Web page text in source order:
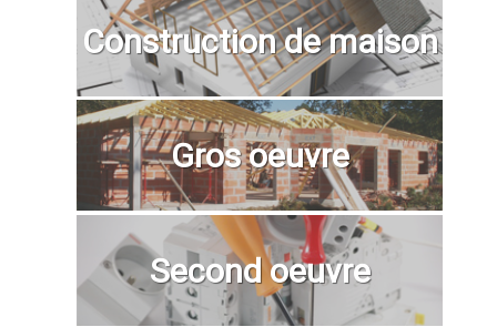
Construction de maison
Gros oeuvre
Second oeuvre